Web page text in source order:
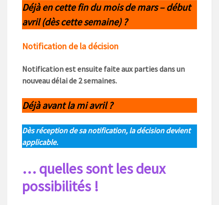
Déjà en cette fin du mois de mars – début
avril (dès cette semaine) ?
Notification de la décision
Notification est ensuite faite aux parties dans un
nouveaudélai de 2 semaines.
Déjà avant la mi avril ?
Dès réception de sa notification, la décision devient
applicable.
… quelles sont les deux
possibilités !